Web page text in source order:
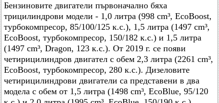
Бензиновите двигатели първоначално бяха
трицилиндрови модели - 1,0 литра (998 cm³, EcoBoost,
турбокомпресор, 85/100/125 к.с.), 1,5 литра (1497 cm³,
EcoBoost, турбокомпресор, 150/182 к.с.) и 1,5 литра
(1497 cm³, Dragon, 123 к.с.). От 2019 г. се появи
четирицилиндров двигател с обем 2,3 литра (2261 cm³,
EcoBoost, турбокомпресор, 280 к.с.). Дизеловите
четирицилиндрови двигатели са представени в два
модела с обем от 1,5 литра (1498 cm³, EcoBlue, 95/120